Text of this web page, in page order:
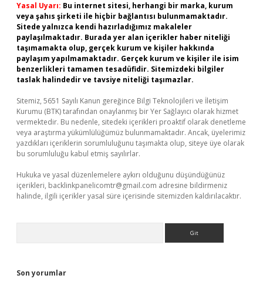
Yasal Uyarı: Bu internet sitesi, herhangi bir marka, kurum
veya şahıs şirketi ile hiçbir bağlantısı bulunmamaktadır.
Sitede yalnızca kendi hazırladığımız makaleler
paylaşılmaktadır. Burada yer alan içerikler haber niteliği
taşımamakta olup, gerçek kurum ve kişiler hakkında
paylaşım yapılmamaktadır. Gerçek kurum ve kişiler ile isim
benzerlikleri tamamen tesadüfidir. Sitemizdeki bilgiler
taslak halindedir ve tavsiye niteliği taşımazlar.
Sitemiz, 5651 Sayılı Kanun gereğince Bilgi Teknolojileri ve İletişim
Kurumu (BTK) tarafından onaylanmış bir Yer Sağlayıcı olarak hizmet
vermektedir. Bu nedenle, sitedeki içerikleri proaktif olarak denetleme
veya araştırma yükümlülüğümüz bulunmamaktadır. Ancak, üyelerimiz
yazdıkları içeriklerin sorumluluğunu taşımakta olup, siteye üye olarak
bu sorumluluğu kabul etmiş sayılırlar.
Hukuka ve yasal düzenlemelere aykırı olduğunu düşündüğünüz
içerikleri, backlinkpanelicomtr@gmail.com adresine bildirmeniz
halinde, ilgili içerikler yasal süre içerisinde sitemizden kaldırılacaktır.
Son yorumlar